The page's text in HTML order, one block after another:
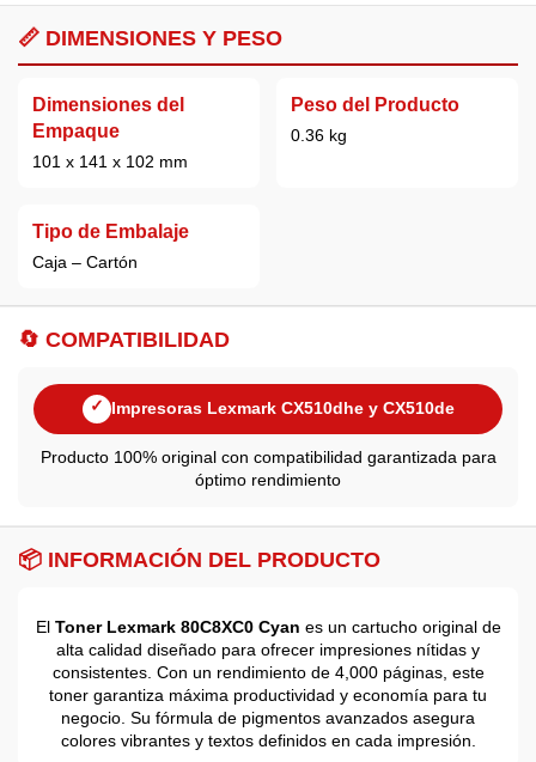
📏 DIMENSIONES Y PESO
Dimensiones del
Empaque
101 x 141 x 102 mm
Peso del Producto
0.36 kg
Tipo de Embalaje
Caja – Cartón
🔄 COMPATIBILIDAD
✓ Impresoras Lexmark CX510dhe y CX510de
Producto 100% original con compatibilidad garantizada para
óptimo rendimiento
📦 INFORMACIÓN DEL PRODUCTO
El Toner Lexmark 80C8XC0 Cyan es un cartucho original de
alta calidad diseñado para ofrecer impresiones nítidas y
consistentes. Con un rendimiento de 4,000 páginas, este
toner garantiza máxima productividad y economía para tu
negocio. Su fórmula de pigmentos avanzados asegura
colores vibrantes y textos definidos en cada impresión.